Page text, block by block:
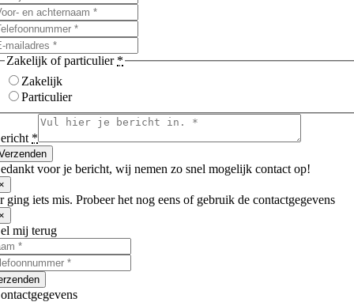
Zakelijk of particulier *
Zakelijk
Particulier
*
voor je bericht, wij nemen zo snel mogelijk contact op!
ging iets mis. Probeer het nog eens of gebruik de contactgegevens
mij terug